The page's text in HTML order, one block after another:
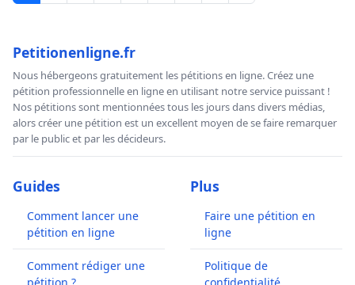
Petitionenligne.fr
Nous hébergeons gratuitement les pétitions en ligne. Créez une
pétition professionnelle en ligne en utilisant notre service puissant !
Nos pétitions sont mentionnées tous les jours dans divers médias,
alors créer une pétition est un excellent moyen de se faire remarquer
par le public et par les décideurs.
Guides
Comment lancer une
pétition en ligne
Comment rédiger une
Plus
Faire une pétition en
ligne
Politique de